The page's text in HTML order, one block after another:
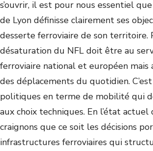
s’ouvrir, il est pour nous essentiel
de Lyon définisse clairement ses
desserte ferroviaire de son territoire.
désaturation du NFL doit être au
ferroviaire national et européen mais
des déplacements du quotidien.
politiques en terme de mobilité qui
aux choix techniques. En l’état
craignons que ce soit les décisions
infrastructures ferroviaires qui